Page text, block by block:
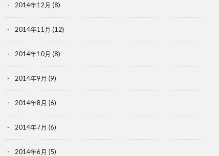
2014年12月 (8)
2014年11月 (12)
2014年10月 (8)
2014年9月 (9)
2014年8月 (6)
2014年7月 (6)
2014年6月 (5)